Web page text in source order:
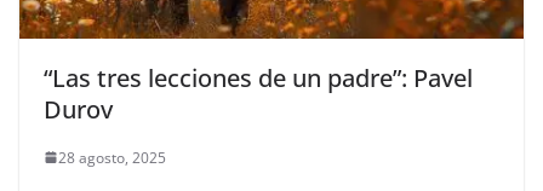
“Las tres lecciones de un padre”: Pavel
Durov
28 agosto, 2025